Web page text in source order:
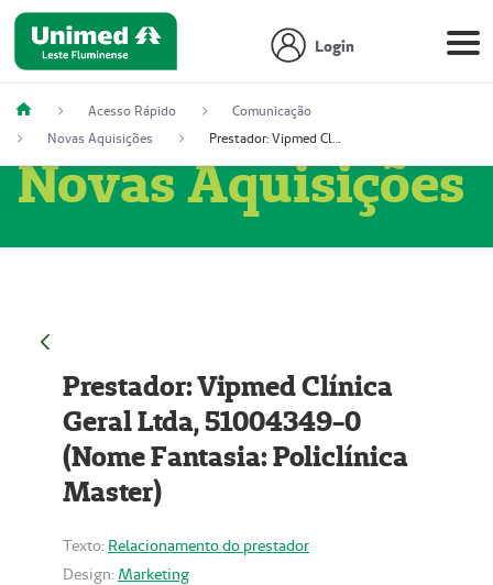
Login
Acesso Rápido
Comunicação
Novas Aquisições
Prestador: Vipmed Clínica Geral Ltda, 51004349-0 (Nome Fantasia: Policlínica Master)
Novas Aquisições
Prestador: Vipmed Clínica
Geral Ltda, 51004349-0
(Nome Fantasia: Policlínica
Master)
Texto: Relacionamento do prestador
Design: Marketing